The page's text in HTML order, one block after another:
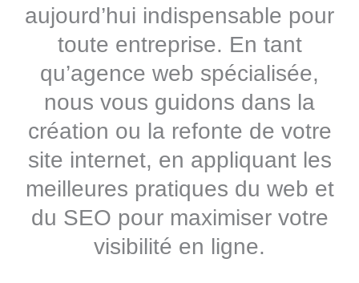
aujourd’hui indispensable pour
toute entreprise. En tant
qu’agence web spécialisée,
nous vous guidons dans la
création ou la refonte de votre
site internet, en appliquant les
meilleures pratiques du web et
du SEO pour maximiser votre
visibilité en ligne.